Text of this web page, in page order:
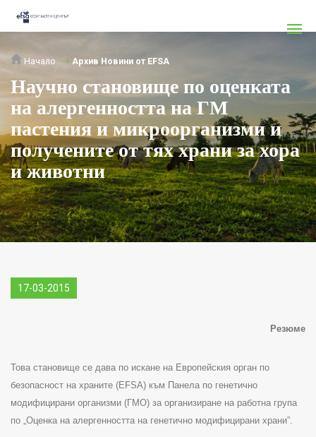
Начало Архив Новини от EFSA
Научно становище по оценката
на алергенността на ГМ
пастения и микроорганизми и
получените от тях храни за хора
и животни
17-03-2015
Резюме
Това становище се дава по искане на Европейския орган по
безопасност на храните (EFSA) към Панела по генетично
модифицирани организми (ГМО) за организиране на работна група
по „Оценка на алергенността на генетично модифицирани храни”.